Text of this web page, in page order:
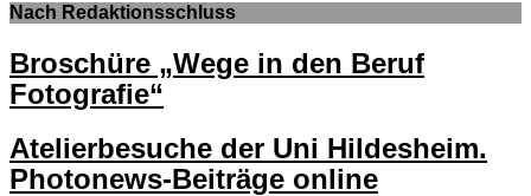
Nach Redaktionsschluss
Broschüre „Wege in den Beruf
Fotografie“
Atelierbesuche der Uni Hildesheim.
Photonews-Beiträge online